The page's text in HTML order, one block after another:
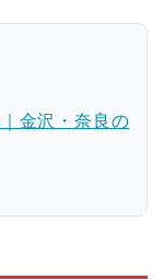
金沢・奈良の